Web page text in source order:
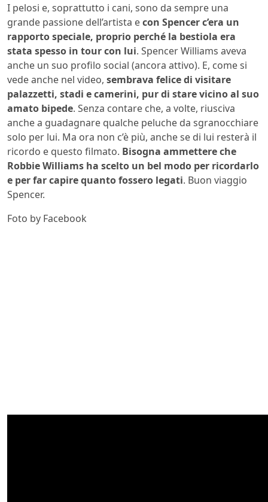
I pelosi e, soprattutto i cani, sono da sempre una
grande passione dell’artista econ Spencer c’era un
rapporto speciale, proprio perché la bestiola era
stata spesso in tour con lui. Spencer Williams aveva
anche un suo profilo social (ancora attivo). E, come si
vede anche nel video, sembrava felice di visitare
palazzetti, stadi e camerini, pur di stare vicino al suo
amato bipede. Senza contare che, a volte, riusciva
anche a guadagnare qualche peluche da sgranocchiare
solo per lui. Ma ora non c’è più, anche se di lui resterà il
ricordo e questo filmato. Bisogna ammettere che
Robbie Williams ha scelto un bel modo per ricordarlo
e per far capire quanto fossero legati. Buon viaggio
Spencer.
Foto by Facebook